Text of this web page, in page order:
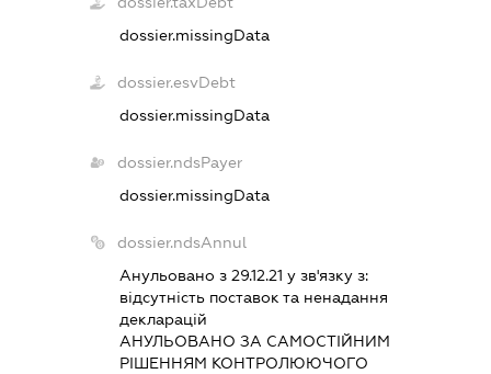
dossier.missingData
dossier.esvDebt
dossier.missingData
dossier.ndsPayer
dossier.missingData
dossier.ndsAnnul
Анульовано з 29.12.21 у зв'язку з:
вiдсутнiсть поставок та ненадання
декларацiй
АНУЛЬОВАНО ЗА САМОСТIЙНИМ
РIШЕННЯМ КОНТРОЛЮЮЧОГО